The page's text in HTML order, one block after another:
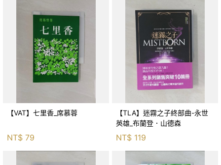
【VAT】七里香_席慕蓉
NT$ 79
【TLA】迷霧之子終部曲-永世
英雄_布蘭登．山德森
NT$ 119